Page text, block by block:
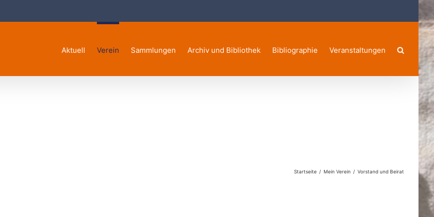
Aktuell Verein Sammlungen Archiv und Bibliothek Bibliographie Veranstaltungen
Startseite Mein Verein Vorstand und Beirat